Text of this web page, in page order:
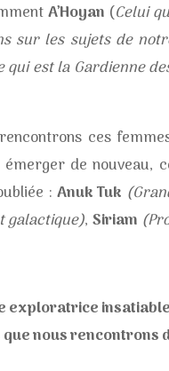
A’Hoyan (Celui
sur les sujets de
est la Gardienne des
ces
de nouveau,
:Anuk Tuk
galactique),Siriam
exploratrice
nous rencontrons